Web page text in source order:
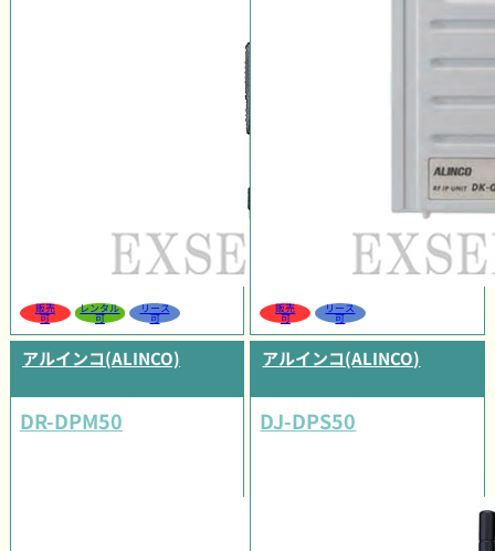
販売
可
レンタル
可
リース
可
販売
可
リース
可
アルインコ(ALINCO)
DR-DPM50
アルインコ(ALINCO)
DJ-DPS50